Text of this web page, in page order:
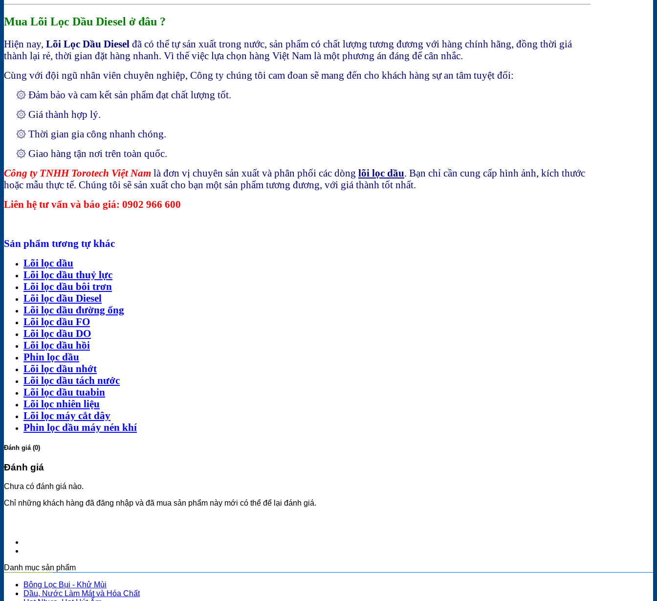
Mua Lõi Lọc Dầu Diesel ở đâu ?
Hiện nay, Lõi Lọc Dầu Diesel đã có thể tự sản xuất trong nước, sản phẩm có chất lượng tương đương với hàng chính hãng, đồng thời giá
thành lại rẻ, thời gian đặt hàng nhanh. Vì thế việc lựa chọn hàng Việt Nam là một phương án đáng để cân nhắc.
Cùng với đội ngũ nhân viên chuyên nghiệp, Công ty chúng tôi cam đoan sẽ mang đến cho khách hàng sự an tâm tuyệt đối:
۞ Đảm bảo và cam kết sản phẩm đạt chất lượng tốt.
۞ Giá thành hợp lý.
۞ Thời gian gia công nhanh chóng.
۞ Giao hàng tận nơi trên toàn quốc.
Công ty TNHH Torotech Việt Nam là đơn vị chuyên sản xuất và phân phối các dòng lõi lọc dầu. Bạn chỉ cần cung cấp hình ảnh, kích thước
hoặc mẫu thực tế. Chúng tôi sẽ sản xuất cho bạn một sản phẩm tương đương, với giá thành tốt nhất.
Liên hệ tư vấn và báo giá: 0902 966 600
Sản phẩm tương tự khác
Lõi lọc dầu
Lõi lọc dầu thuỷ lực
Lõi lọc dầu bôi trơn
Lõi lọc dầu Diesel
Lõi lọc dầu đường ống
Lõi lọc dầu FO
Lõi lọc dầu DO
Lõi lọc dầu hồi
Phin lọc dầu
Lõi lọc dầu nhớt
Lõi lọc dầu tách nước
Lõi lọc dầu tuabin
Lõi lọc nhiên liệu
Lõi lọc máy cắt dây
Phin lọc dầu máy nén khí
Đánh giá (0)
Đánh giá
Chưa có đánh giá nào.
Chỉ những khách hàng đã đăng nhập và đã mua sản phẩm này mới có thể để lại đánh giá.
Danh mục sản phẩm
Bông Lọc Bụi - Khử Mùi
Dầu, Nước Làm Mát và Hóa Chất